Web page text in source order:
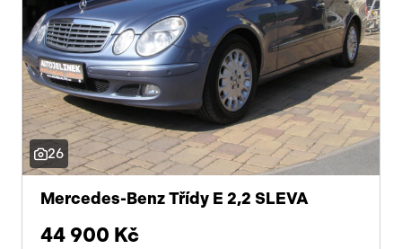
26
Mercedes-Benz Třídy E 2,2 SLEVA
44 900 Kč